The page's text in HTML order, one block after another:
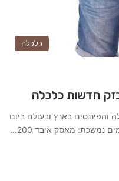
כלכלה
והפיננסים בארץ ובעולם ביום